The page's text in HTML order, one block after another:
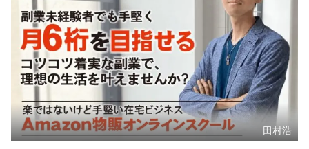
田村浩